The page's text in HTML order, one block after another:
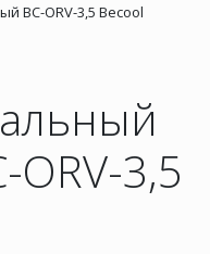
BC-ORV-3,5 Becool
3,5